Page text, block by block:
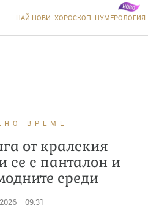
НАЙ-НОВИ ХОРОСКОП НУМЕРОЛОГИЯ
ВРЕМЕ
от кралския
се с панталон и
среди
09:31